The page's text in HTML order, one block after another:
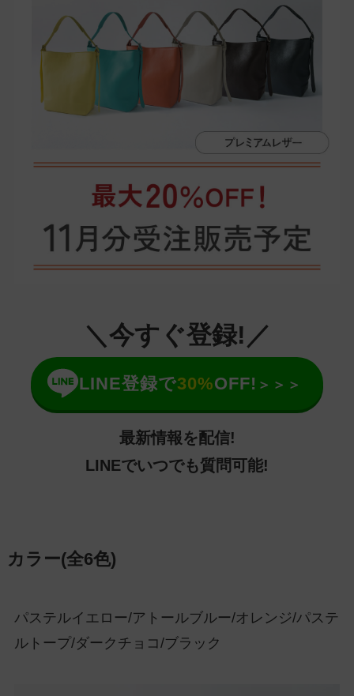
＼今すぐ登録!／
LINE登録で30%OFF! ＞＞＞
最新情報を配信!
LINEでいつでも質問可能!
カラー(全6色)
パステルイエロー/アトールブルー/オレンジ/パステ
ルトープ/ダークチョコ/ブラック